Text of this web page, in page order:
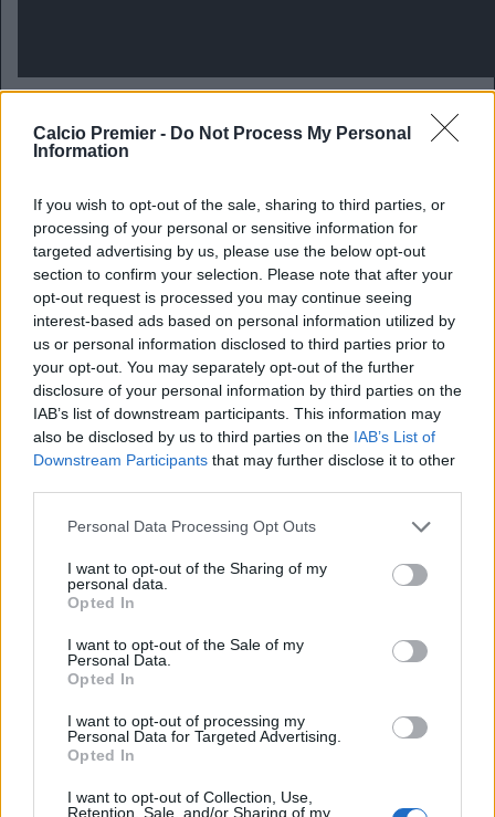
Calcio Premier - Do Not Process My Personal
Information
If you wish to opt-out of the sale, sharing to third parties, or
processing of your personal or sensitive information for
targeted advertising by us, please use the below opt-out
section to confirm your selection. Please note that after your
opt-out request is processed you may continue seeing
interest-based ads based on personal information utilized by
us or personal information disclosed to third parties prior to
your opt-out. You may separately opt-out of the further
disclosure of your personal information by third parties on the
IAB’s list of downstream participants. This information may
also be disclosed by us to third parties on the IAB’s List of
Downstream Participants that may further disclose it to other
Personal Data Processing Opt Outs
I want to opt-out of the Sharing of my
personal data.
Opted In
I want to opt-out of the Sale of my
Personal Data.
Opted In
I want to opt-out of processing my
Personal Data for Targeted Advertising.
Opted In
I want to opt-out of Collection, Use,
Retention, Sale, and/or Sharing of my
Redazione
Twitter @Calciopremier
Anno di Fondazione:1892